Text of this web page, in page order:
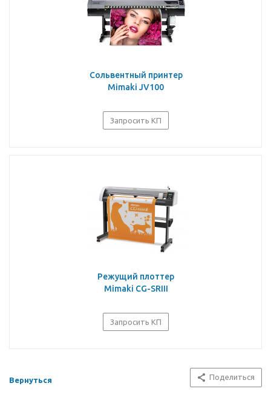
Сольвентный принтер
Mimaki JV100
Запросить КП
Режущий плоттер
Mimaki CG-SRIII
Запросить КП
Вернуться Поделиться